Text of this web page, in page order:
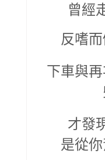
曾經
反嗜
下車與
才發
是從